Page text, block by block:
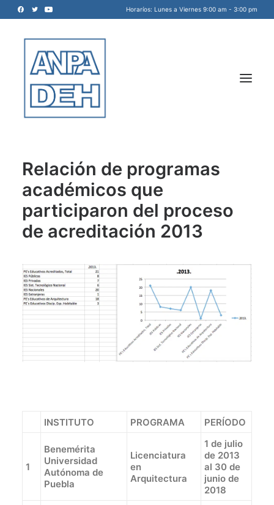
Horaríos: Lunes a Viernes 9:00 am - 3:00 pm
Acreditadora Nacional de
Programas de Arquitectura, y
Disciplinas del Espacio Habitable
NOSOTROS
DIRECTORIO
COSTO EVALUACION 2025
Relación de programas
académicos que
participaron del proceso
de acreditación 2013
INSTITUTO PROGRAMA PERÍODO
1
Benemérita
Universidad
Autónoma de
Puebla
Licenciatura
en
Arquitectura
1 de julio
de 2013
al 30 de
junio de
2018